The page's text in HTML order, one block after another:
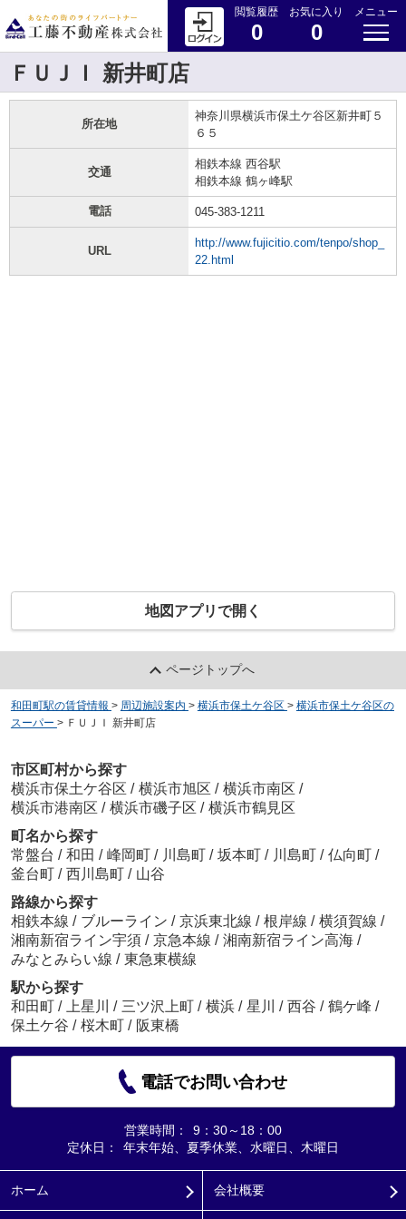
閲覧履歴
0
お気に入り
0
メニュー
ＦＵＪＩ 新井町店
所在地
神奈川県横浜市保土ケ谷区新井町５
６５
交通
相鉄本線 西谷駅
相鉄本線 鶴ヶ峰駅
電話 045-383-1211
URL
http://www.fujicitio.com/tenpo/shop_
22.html
地図アプリで開く
ページトップへ
和田町駅の賃貸情報 > 周辺施設案内 > 横浜市保土ケ谷区 > 横浜市保土ケ谷区の
スーパー > ＦＵＪＩ 新井町店
市区町村から探す
横浜市保土ケ谷区 / 横浜市旭区 / 横浜市南区 /
横浜市港南区 / 横浜市磯子区 / 横浜市鶴見区
町名から探す
常盤台 / 和田 / 峰岡町 / 川島町 / 坂本町 / 川島町 / 仏向町 /
釜台町 / 西川島町 / 山谷
路線から探す
相鉄本線 / ブルーライン / 京浜東北線 / 根岸線 / 横須賀線 /
湘南新宿ライン宇須 / 京急本線 / 湘南新宿ライン高海 /
みなとみらい線 / 東急東横線
駅から探す
和田町 / 上星川 / 三ツ沢上町 / 横浜 / 星川 / 西谷 / 鶴ケ峰 /
保土ケ谷 / 桜木町 / 阪東橋
電話でお問い合わせ
営業時間：
9：30～18：00
定休日：
年末年始、夏季休業、水曜日、木曜日
ホーム 会社概要